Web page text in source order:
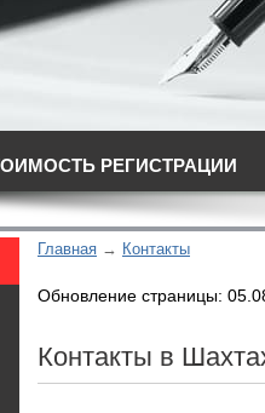
РЕГИСТРАЦИИ
Главная Контакты
Обновление страницы:
Контакты в